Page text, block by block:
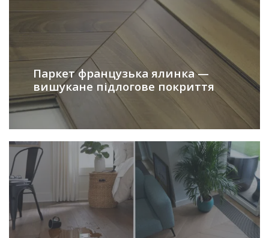
Паркет французька ялинка —
вишукане підлогове покриття